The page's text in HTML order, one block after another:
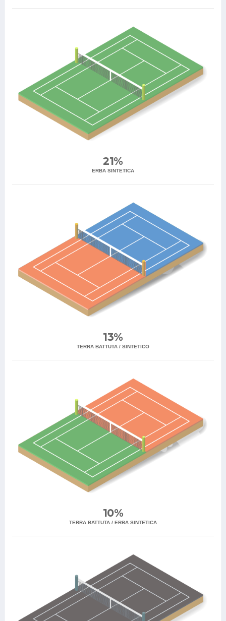
21%
ERBA SINTETICA
13%
TERRA BATTUTA / SINTETICO
10%
TERRA BATTUTA / ERBA SINTETICA